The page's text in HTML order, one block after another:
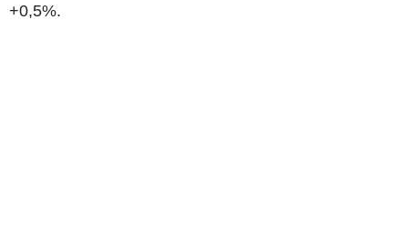
+0,5%.